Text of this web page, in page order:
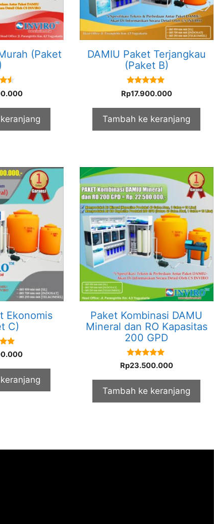
(Paket
5
DAMIU Paket Terjangkau
(Paket B)
5.00
out of 5
Rp17.900.000
Tambah ke keranjang
Ekonomis
C)
5
Paket Kombinasi DAMU
Mineral dan RO Kapasitas
200 GPD
5.00
out of 5
Rp23.500.000
Tambah ke keranjang